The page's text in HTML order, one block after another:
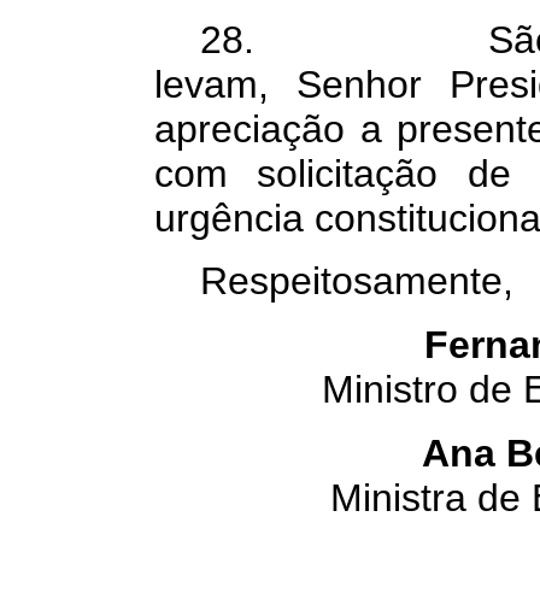
28. São
levam, Senhor
apreciação a
com solicitação de
urgência
Respeitosamente,
Ministro de
Ana
Ministra de